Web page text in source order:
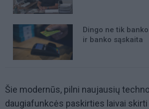
Dingo ne tik
ir banko sąskaita
Šie modernūs, pilni naujausių
daugiafunkcės paskirties laivai